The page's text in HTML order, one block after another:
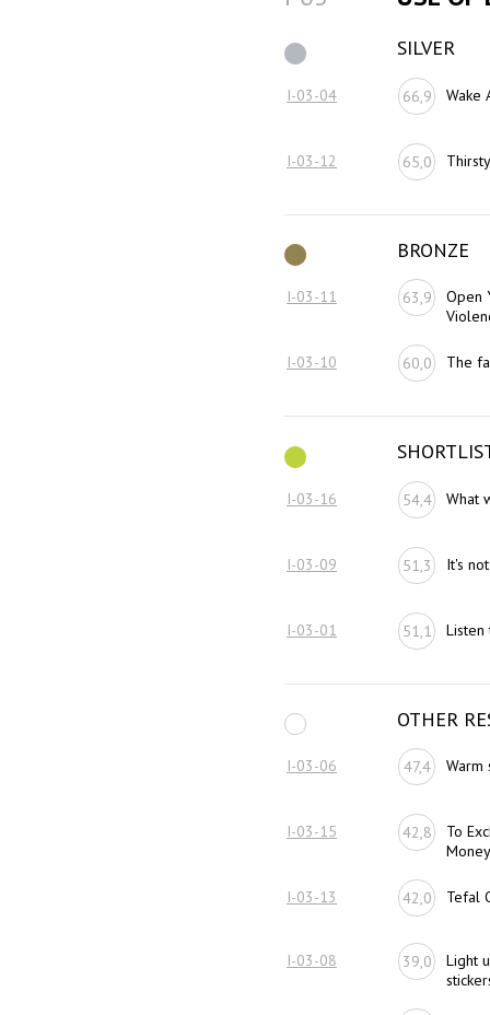
SILVER
I-03-04 66,9 Wake
I-03-12 65,0
BRONZE
I-03-11 63,9
Open
I-03-10 60,0 The
I-03-16 54,4 What
I-03-09 51,3 It's
I-03-01 51,1 Listen
OTHER
I-03-06 47,4 Warm
I-03-15 42,8
To
Money
I-03-13 42,0 Tefal
I-03-08 39,0
Light